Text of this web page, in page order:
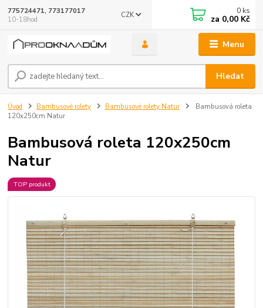
Menu
CZK
Hledat
775724471, 773177017
10-18hod
0 ks
za 0,00 Kč
Úvod Bambusové rolety Bambusové rolety Natur
Bambusová roleta
120x250cm Natur
Bambusová roleta 120x250cm
Natur
TOP produkt